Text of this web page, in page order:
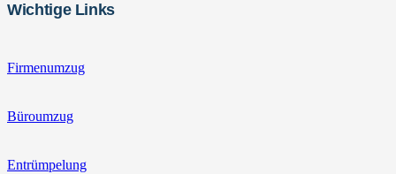
Wichtige Links
Firmenumzug
Büroumzug
Entrümpelung